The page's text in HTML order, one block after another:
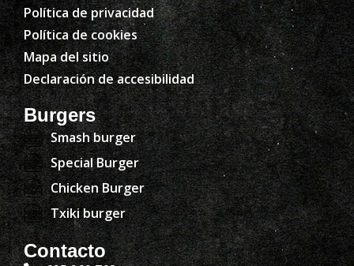
Política de privacidad
Política de cookies
Mapa del sitio
Declaración de accesibilidad
Burgers
Smash burger
Special Burger
Chicken Burger
Txiki burger
Contacto